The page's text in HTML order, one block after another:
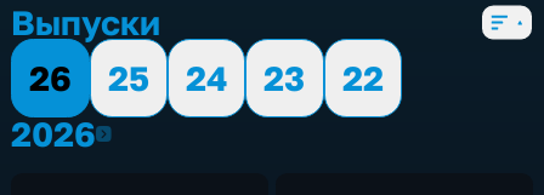
Выпуски
26
25 24 23
22
20262026